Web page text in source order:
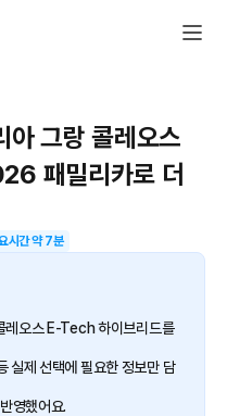
그랑 콜레오스
패밀리카로 더
시간 약7분
레오스 E-Tech 하이브리드를
실제 선택에 필요한 정보만 담
영했어요.